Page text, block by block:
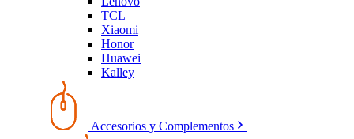
TCL
Xiaomi
Honor
Huawei
Kalley
Accesorios y Complementos